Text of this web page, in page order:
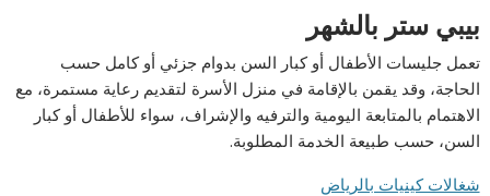
بيبي ستر بالشهر
تعمل جليسات الأطفال أو كبار السن بدوام جزئي أو كامل حسب
الحاجة، وقد يقمن بالإقامة في منزل الأسرة لتقديم رعاية مستمرة، مع
الاهتمام بالمتابعة اليومية والترفيه والإشراف، سواء للأطفال أو كبار
السن، حسب طبيعة الخدمة المطلوبة.
شغالات كينيات بالرياض